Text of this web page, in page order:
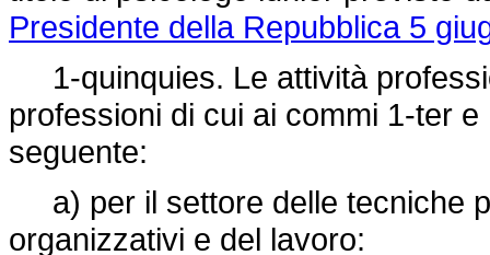
Presidente della Repubblica 5
1-quinquies. Le attività
professioni di cui ai commi 1-ter
seguente:
a) per il settore delle tecniche
organizzativi e del lavoro: